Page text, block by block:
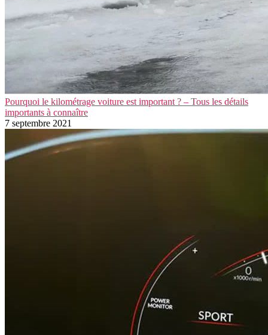
Pourquoi le kilométrage voiture est important ? – Tous les détails
importants à connaître
7 septembre 2021